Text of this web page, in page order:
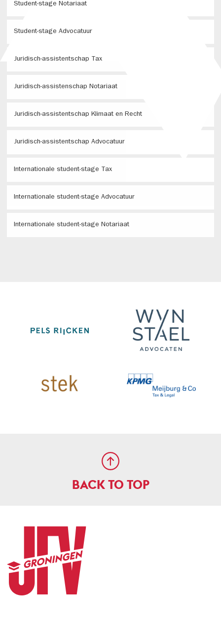
Student-stage Notariaat
Student-stage Advocatuur
Juridisch-assistentschap Tax
Juridisch-assistenschap Notariaat
Juridisch-assistentschap Klimaat en Recht
Juridisch-assistentschap Advocatuur
Internationale student-stage Tax
Internationale student-stage Advocatuur
Internationale student-stage Notariaat
BACK TO TOP